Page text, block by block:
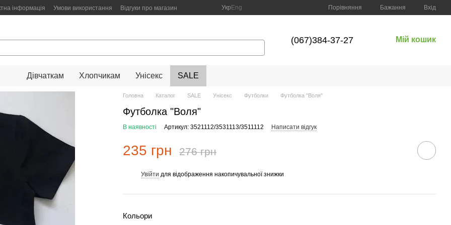
інформація Умови використання Відгуки про магазин Укр Eng Порівняння Бажання Вхід
(067)384-37-27 Мій кошик
Дівчаткам Хлопчикам Унісекс SALE
Головна Каталог SALE Унісекс Футболки Футболка "Воля"
Футболка "Воля"
В наявності Артикул: 3521112/3531113/3511112 Написати відгук
235 грн 276 грн
Увійти для відображення накопичувальної знижки
Кольори